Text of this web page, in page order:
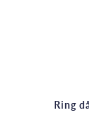
Ring